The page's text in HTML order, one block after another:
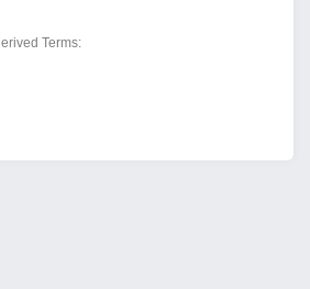
Terms: